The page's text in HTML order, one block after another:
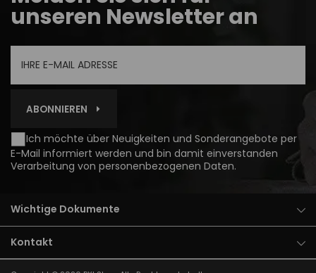
unseren Newsletter an
ABONNIEREN
Ich möchte über Neuigkeiten und Sonderangebote per
E-Mail informiert werden und bin damit einverstanden
Verarbeitung von personenbezogenen Daten.
Wichtige Dokumente
Kontakt